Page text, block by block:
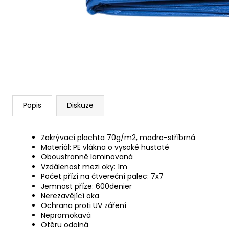
Popis Diskuze
Zakrývací plachta 70g/m2, modro-stříbrná
Materiál: PE vlákna o vysoké hustotě
Oboustranně laminovaná
Vzdálenost mezi oky: 1m
Počet přízí na čtvereční palec: 7x7
Jemnost příze: 600denier
Nerezavějící oka
Ochrana proti UV záření
Nepromokavá
Otěru odolná
NÝT DUTÝ DVOJDÍLNÝ 3,5X10 NIKL